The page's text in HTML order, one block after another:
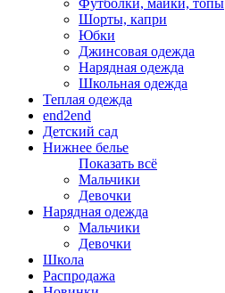
Футболки, майки, топы
Шорты, капри
Юбки
Джинсовая одежда
Нарядная одежда
Школьная одежда
Теплая одежда
end2end
Детский сад
Нижнее белье
Показать всё
Мальчики
Девочки
Нарядная одежда
Мальчики
Девочки
Школа
Распродажа